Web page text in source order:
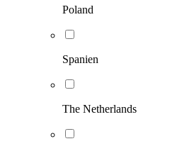
Poland
Spanien
The Netherlands